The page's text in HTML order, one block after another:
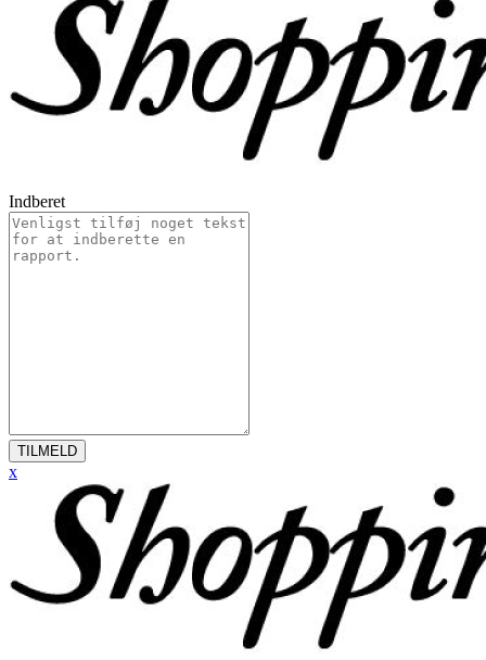
Indberet
TILMELD
x